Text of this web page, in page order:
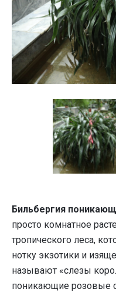
Бильбергия
просто комнатное
тропического леса,
нотку экзотики и
называют «слезы
поникающие розовые